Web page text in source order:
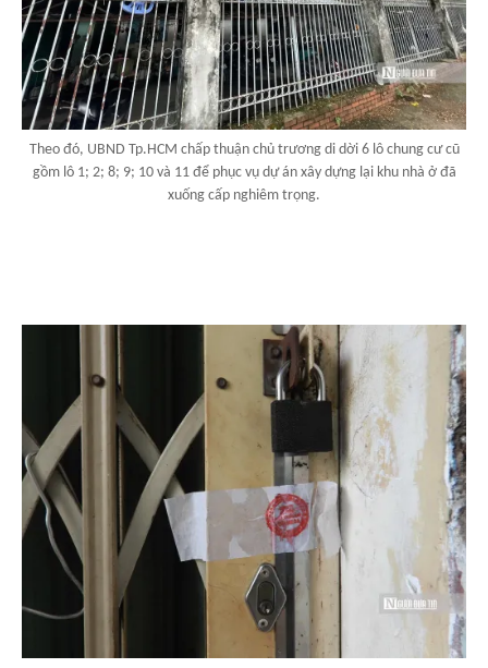
Theo đó, UBND Tp.HCM chấp thuận chủ trương di dời 6 lô chung cư cũ
gồm lô 1; 2; 8; 9; 10 và 11 để phục vụ dự án xây dựng lại khu nhà ở đã
xuống cấp nghiêm trọng.